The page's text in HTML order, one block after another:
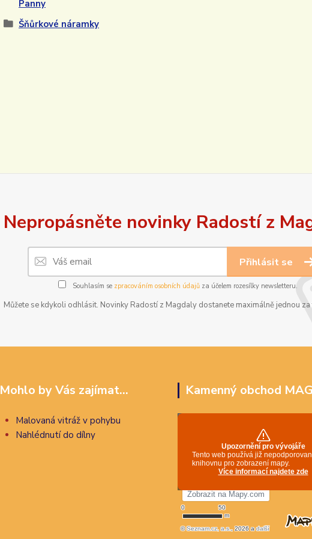
Panny
Šňůrkové náramky
Nepropásněte novinky Radostí z
Přihlásit se
Souhlasím se zpracováním osobních údajůza účelem rozesílky newsletteru.
Můžete se kdykoli odhlásit. Novinky Radostí z Magdaly dostanete maximálně jednou
Mohlo by Vás zajímat...
Malovaná vitráž v pohybu
Nahlédnutí do dílny
Kamenný obchod